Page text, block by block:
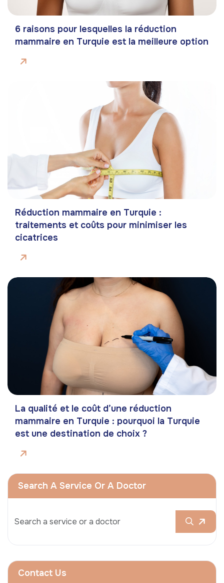
6 raisons pour lesquelles la réduction
mammaire en Turquie est la meilleure option
Réduction mammaire en Turquie :
traitements et coûts pour minimiser les
cicatrices
La qualité et le coût d’une réduction
mammaire en Turquie : pourquoi la Turquie
est une destination de choix ?
Search A Service Or A Doctor
Contact Us